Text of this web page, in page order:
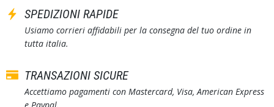
SPEDIZIONI RAPIDE
Usiamo corrieri affidabili per la consegna del tuo ordine in
tutta italia.
TRANSAZIONI SICURE
Accettiamo pagamenti con Mastercard, Visa, American Express